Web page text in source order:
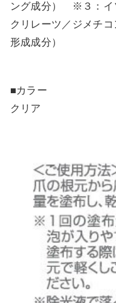
ング成分） ※３：イ
クリレーツ／ジメチ
形成成分）
■カラー
クリア